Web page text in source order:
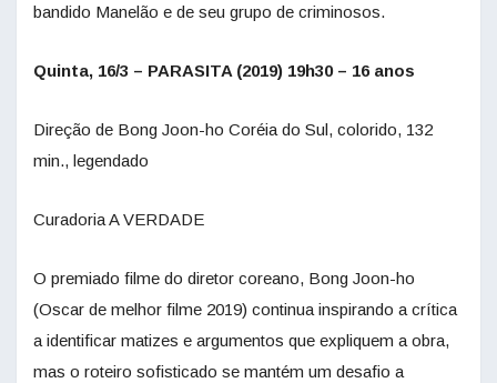
bandido Manelão e de seu grupo de criminosos.
Quinta, 16/3 – PARASITA (2019) 19h30 – 16 anos
Direção de Bong Joon-ho Coréia do Sul, colorido, 132
min., legendado
Curadoria A VERDADE
O premiado filme do diretor coreano, Bong Joon-ho
(Oscar de melhor filme 2019) continua inspirando a crítica
a identificar matizes e argumentos que expliquem a obra,
mas o roteiro sofisticado se mantém um desafio a